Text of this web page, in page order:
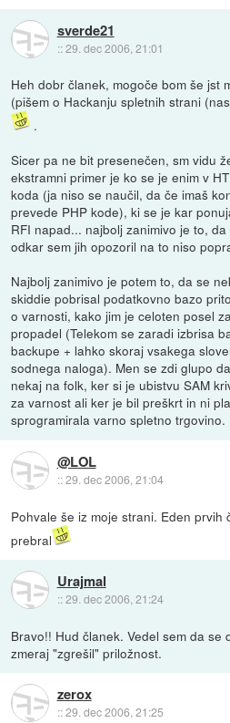
sverde21
::29. dec 2006, 21:01
Heh dobr članek, mogoče bom še jst
(pišem o Hackanju spletnih strani
.
Sicer pa ne bit presenečen, sm vidu
ekstramni primer je ko se je enim v
koda (ja niso se naučil, da če imaš
prevede PHP kode), ki se je kar
RFI napad... najbolj zanimivo je to,
odkar sem jih opozoril na to niso
Najbolj zanimivo je potem to, da se
skiddie pobrisal podatkovno bazo
o varnosti, kako jim je celoten posel
propadel (Telekom se zaradi izbrisa
backupe + lahko skoraj vsakega
sodnega naloga). Men se zdi glupo
nekaj na folk, ker si je ubistvu SAM
za varnost ali ker je bil preškrt in ni
sprogramirala varno spletno trgovino.
@LOL
::29. dec 2006, 21:04
Pohvale še iz moje strani. Eden prvih
prebral
Urajmal
::29. dec 2006, 21:24
Bravo!! Hud članek. Vedel sem da se
zmeraj "zgrešil" priložnost.
zerox
::29. dec 2006, 21:25